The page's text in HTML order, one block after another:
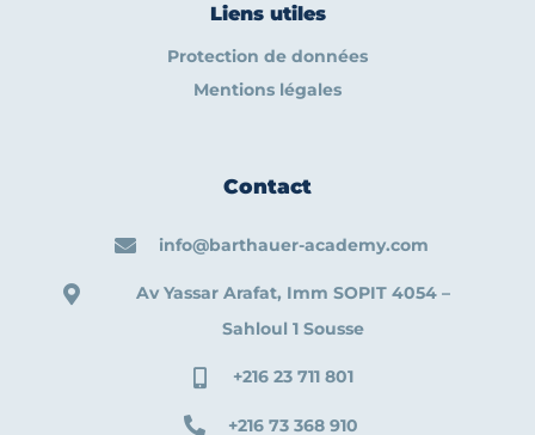
Liens utiles
Protection de données
Mentions légales
Contact
info@barthauer-academy.com
Av Yassar Arafat, Imm SOPIT 4054 –
Sahloul 1 Sousse
+216 23 711 801
+216 73 368 910